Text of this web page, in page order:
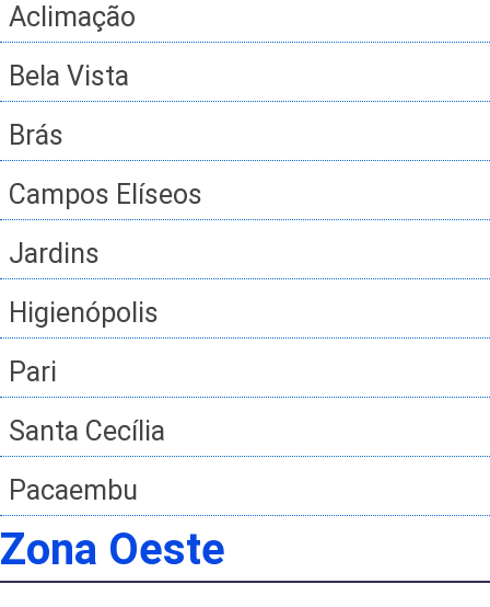
Aclimação
Bela Vista
Brás
Campos Elíseos
Jardins
Higienópolis
Pari
Santa Cecília
Pacaembu
Zona Oeste